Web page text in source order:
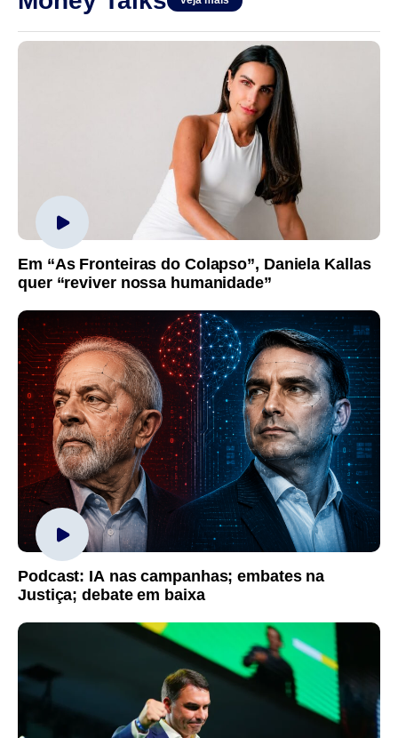
Em “As Fronteiras do Colapso”, Daniela Kallas
quer “reviver nossa humanidade”
Podcast: IA nas campanhas; embates na
Justiça; debate em baixa